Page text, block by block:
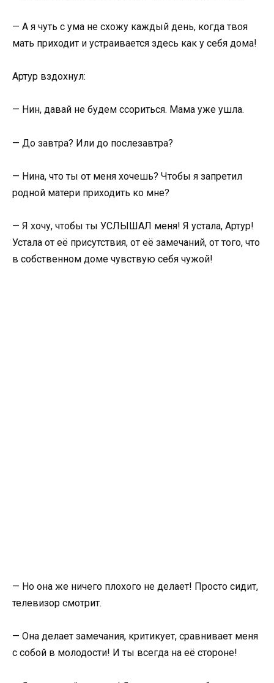
— А я чуть с ума не схожу каждый день, когда твоя
мать приходит и устраивается здесь как у себя дома!
Артур вздохнул:
— Нин, давай не будем ссориться. Мама уже ушла.
— До завтра? Или до послезавтра?
— Нина, что ты от меня хочешь? Чтобы я запретил
родной матери приходить ко мне?
— Я хочу, чтобы ты УСЛЫШАЛ меня! Я устала, Артур!
Устала от её присутствия, от её замечаний, от того, что
в собственном доме чувствую себя чужой!
— Но она же ничего плохого не делает! Просто сидит,
телевизор смотрит.
— Она делает замечания, критикует, сравнивает меня
с собой в молодости! И ты всегда на её стороне!